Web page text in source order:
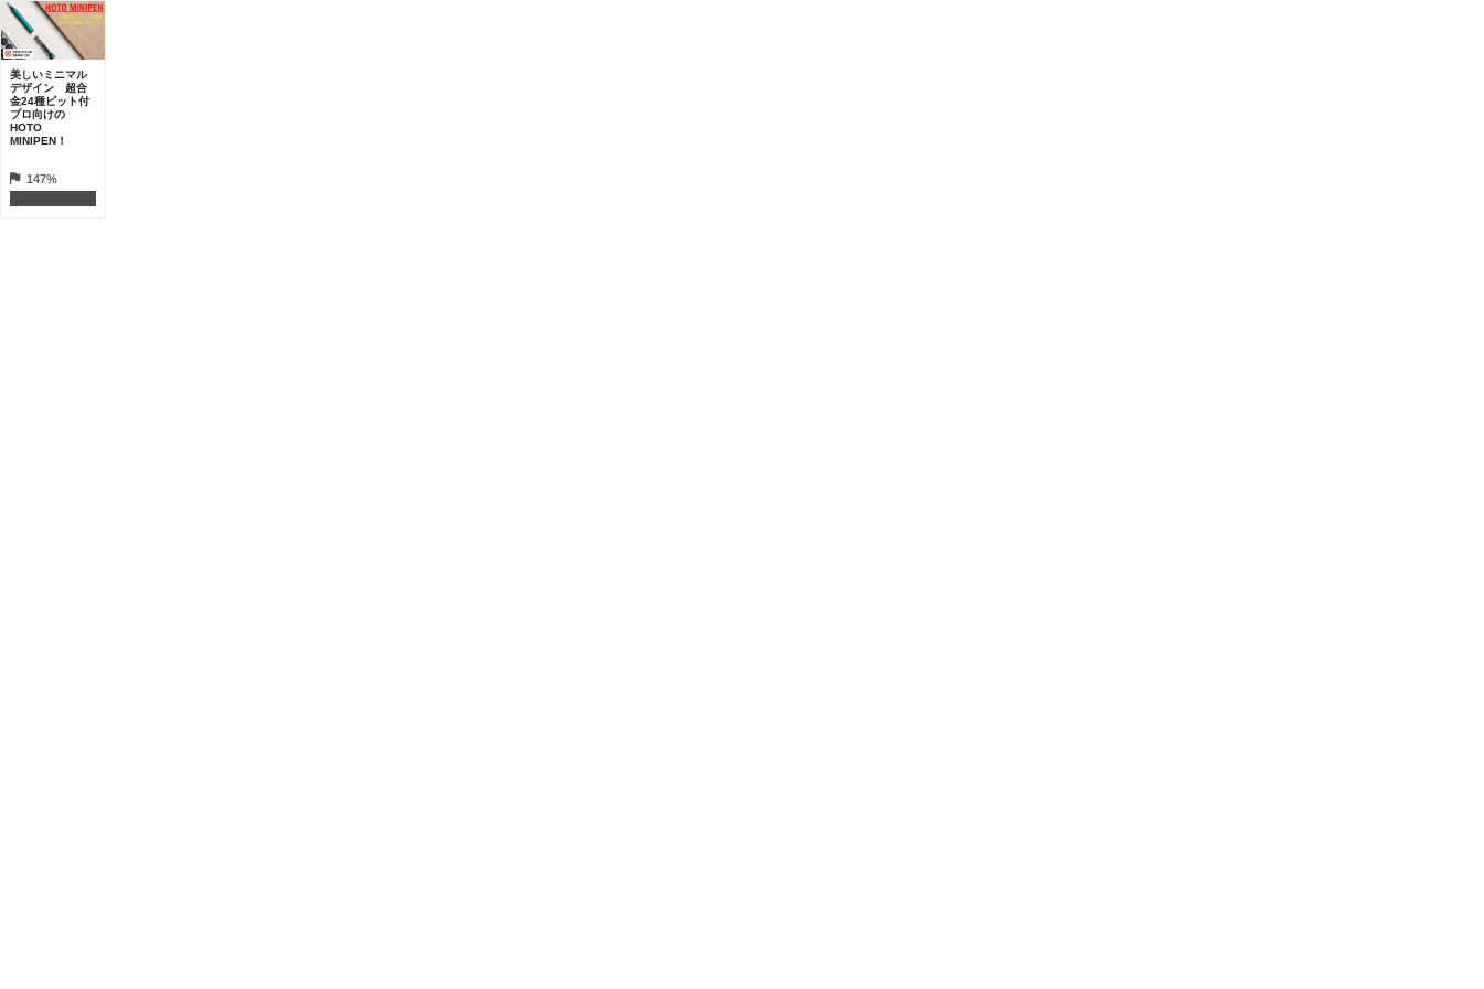
美しいミニマル
デザイン 超合
金24種ビット付
プロ向けの
HOTO
MINIPEN！
147%